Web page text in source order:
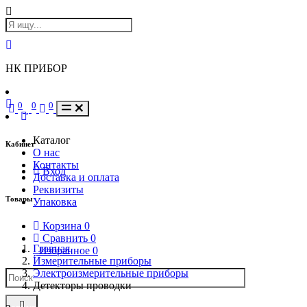
НК ПРИБОР
Кабинет
Вход
Товары
Корзина 0
Сравнить 0
Избранное 0
0 0 0
Каталог
О нас
Контакты
Доставка и оплата
Реквизиты
Упаковка
Главная
Измерительные приборы
Электроизмерительные приборы
Детекторы проводки